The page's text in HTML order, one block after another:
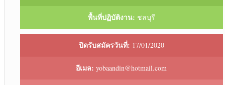
พื้นที่ปฏิบัติงาน: ชลบุรี
ปิดรับสมัครวันที่: 17/01/2020
อีเมล: yobaandin@hotmail.com